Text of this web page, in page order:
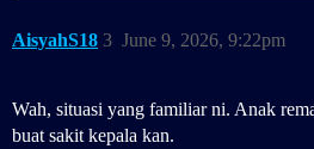
AisyahS18 June 9, 2026, 9:22pm
3
Wah, situasi yang familiar ni. Anak
buat sakit kepala kan.